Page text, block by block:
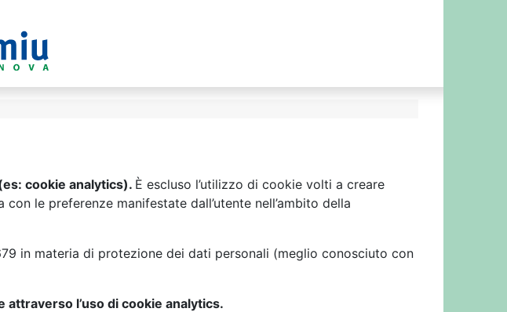
cookie analytics). È escluso l’utilizzo di cookie volti a creare
le preferenze manifestate dall’utente nell’ambito della
in materia di protezione dei dati personali (meglio conosciuto con
l’uso di cookie analytics.